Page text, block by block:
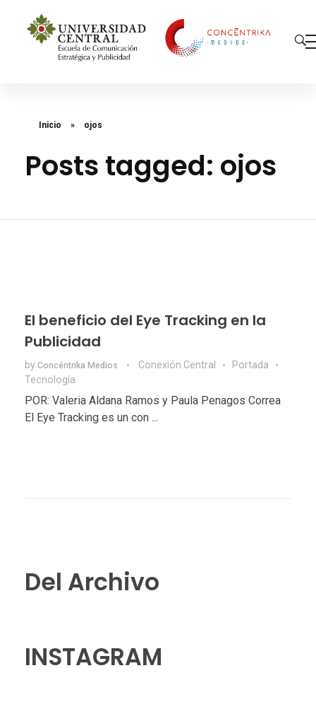
Inicio » ojos
Posts tagged: ojos
El beneficio del Eye Tracking en la
Publicidad
by Concéntrika Medios Conexión Central
Portada
Tecnologí­a
POR: Valeria Aldana Ramos y Paula Penagos Correa
El Eye Tracking es un con ...
Del Archivo
INSTAGRAM